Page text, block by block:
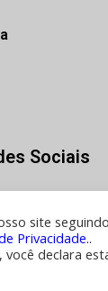
Sociais
Copyright 2021:
site
Privacidade..
declara